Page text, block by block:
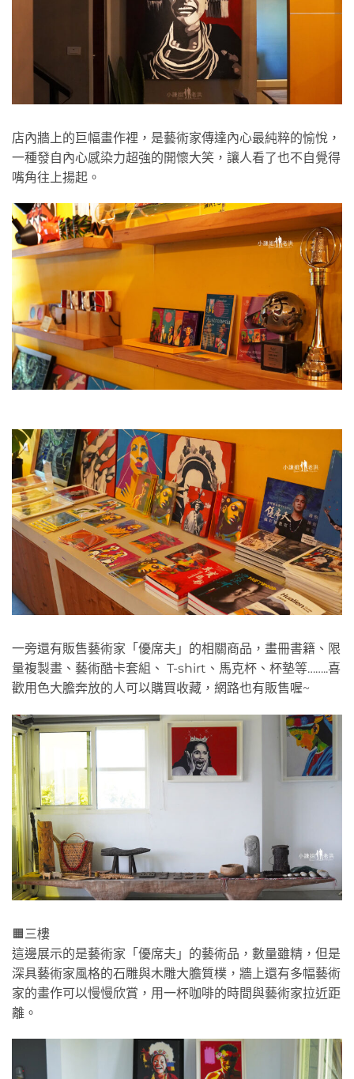
店內牆上的巨幅畫作裡，是藝術家傳達內心最純粹的愉悅，
一種發自內心感染力超強的開懷大笑，讓人看了也不自覺得
嘴角往上揚起。
一旁還有販售藝術家「優席夫」的相關商品，畫冊書籍、限
量複製畫、藝術酷卡套組、 T-shirt、馬克杯、杯墊等……..喜
歡用色大膽奔放的人可以購買收藏，網路也有販售喔~
🟧三樓
這邊展示的是藝術家「優席夫」的藝術品，數量雖精，但是
深具藝術家風格的石雕與木雕大膽質樸，牆上還有多幅藝術
家的畫作可以慢慢欣賞，用一杯咖啡的時間與藝術家拉近距
離。